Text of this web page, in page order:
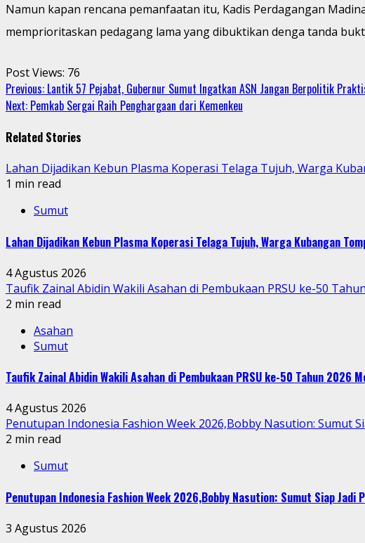
Namun kapan rencana pemanfaatan itu, Kadis Perdagangan
memprioritaskan pedagang lama yang dibuktikan denga tanda
Post Views: 76
Continue
Reading
Previous: Lantik 57 Pejabat, Gubernur Sumut Ingatkan ASN Jangan Berpolitik
Next: Pemkab Sergai Raih Penghargaan dari Kemenkeu
Related Stories
Lahan Dijadikan Kebun Plasma Koperasi Telaga Tujuh, Warga
1 min read
Sumut
Lahan Dijadikan Kebun Plasma Koperasi Telaga Tujuh, Warga Kubangan
4 Agustus 2026
Taufik Zainal Abidin Wakili Asahan di Pembukaan PRSU ke-50
2 min read
Asahan
Sumut
Taufik Zainal Abidin Wakili Asahan di Pembukaan PRSU ke-50 Tahun 2026
4 Agustus 2026
Penutupan Indonesia Fashion Week 2026,Bobby Nasution: Sumut
2 min read
Sumut
Penutupan Indonesia Fashion Week 2026,Bobby Nasution: Sumut Siap
3 Agustus 2026